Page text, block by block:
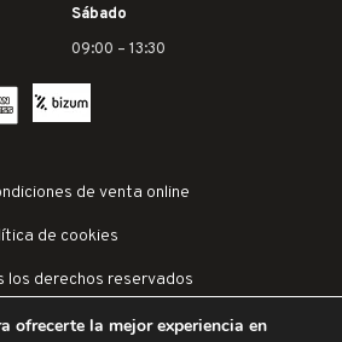
ofrecerte la mejor experiencia en
Sábado
09:00 – 13:30
derechos reservados
de venta online
de cookies